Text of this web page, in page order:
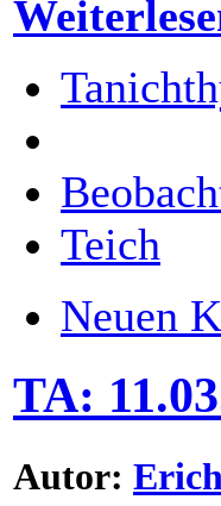
Teich
Neuen
TA:
Autor: